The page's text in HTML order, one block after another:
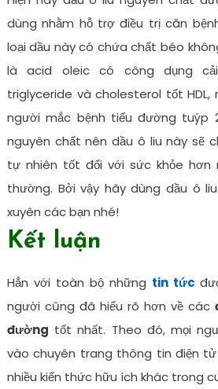
dùng nhằm hỗ trợ điều trị căn
loại dầu này có chứa chất béo
là acid oleic có công dụng
triglyceride và cholesterol tốt HDL,
người mắc bệnh tiểu đường tuýp
nguyên chất nên dầu ô liu này sẽ
tự nhiên tốt đối với sức khỏe hơn
thường. Bởi vậy hãy dùng dầu ô
xuyên các bạn nhé!
Kết luận
Hẳn với toàn bộ những tin tức
người cũng đã hiểu rõ hơn về các
đường tốt nhất. Theo đó, mọi
vào chuyên trang thông tin điện
nhiều kiến thức hữu ích khác trong